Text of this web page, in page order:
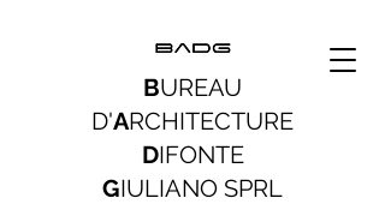
BUREAU
D'ARCHITECTURE
DIFONTE
GIULIANO SPRL